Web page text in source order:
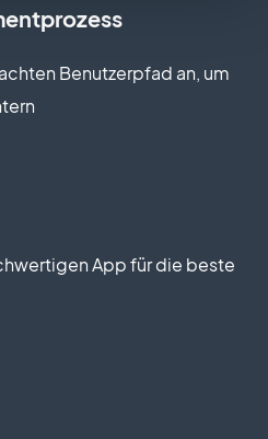
Benutzerpfad an, um
App für die beste